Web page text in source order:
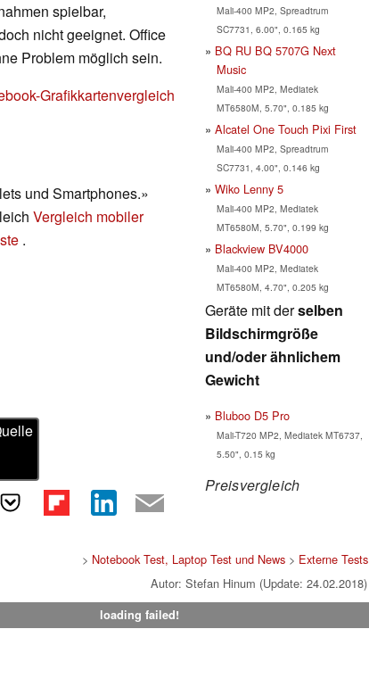
spielbar,
nicht geeignet. Office
Problem möglich sein.
Grafikkartenvergleich
und Smartphones.»
Vergleich mobiler
.
Mali-400 MP2, Spreadtrum
SC7731, 6.00", 0.165 kg
BQ RU BQ 5707G Next
Music
Mali-400 MP2, Mediatek
MT6580M, 5.70", 0.185 kg
Alcatel One Touch Pixi First
Mali-400 MP2, Spreadtrum
SC7731, 4.00", 0.146 kg
Wiko Lenny 5
Mali-400 MP2, Mediatek
MT6580M, 5.70", 0.199 kg
Blackview BV4000
Mali-400 MP2, Mediatek
MT6580M, 4.70", 0.205 kg
Geräte mit derselben
Bildschirmgröße
und/oder ähnlichem
Gewicht
Bluboo D5 Pro
Mali-T720 MP2, Mediatek MT6737,
5.50", 0.15 kg
Preisvergleich
> Notebook Test, Laptop Test und News > Externe Tests
Autor: Stefan Hinum (Update: 24.02.2018)
loading failed!